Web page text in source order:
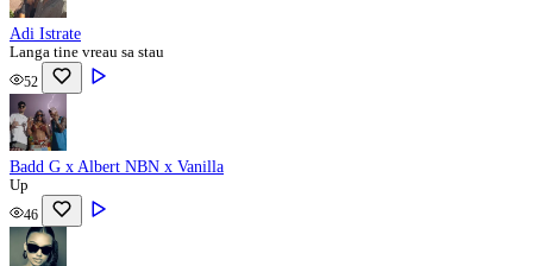
Adi Istrate
Langa tine vreau sa stau
52
Badd G x Albert NBN x Vanilla
Up
46